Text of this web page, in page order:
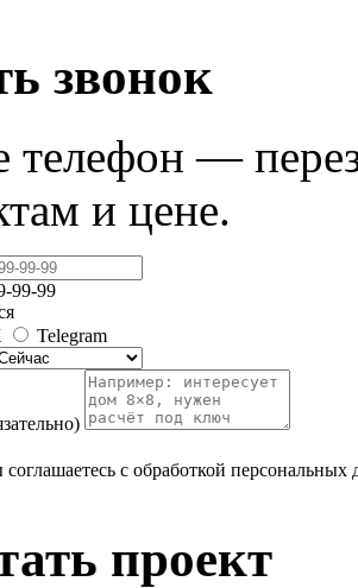
звонок
телефон —
и цене.
99-99
Telegram
с обработкой персональных
проект